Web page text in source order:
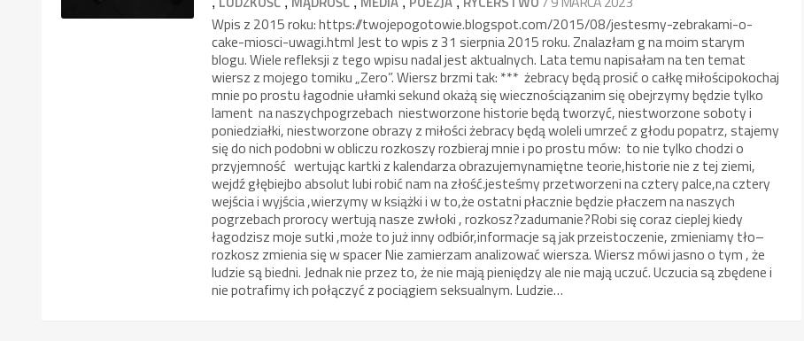
Wpis z 2015 roku: https://twojepogotowie.blogspot.com/2015/08/jestesmy-zebrakami-o-
cake-miosci-uwagi.html Jest to wpis z 31 sierpnia 2015 roku. Znalazłam g na moim starym
blogu. Wiele refleksji z tego wpisu nadal jest aktualnych. Lata temu napisałam na ten temat
wiersz z mojego tomiku „Zero”. Wiersz brzmi tak: *** żebracy będą prosić o całkę miłościpokochaj
mnie po prostu łagodnie ułamki sekund okażą się wiecznościązanim się obejrzymy będzie tylko
lament na naszychpogrzebach niestworzone historie będą tworzyć, niestworzone soboty i
poniedziałki, niestworzone obrazy z miłości żebracy będą woleli umrzeć z głodu popatrz, stajemy
się do nich podobni w obliczu rozkoszy rozbieraj mnie i po prostu mów: to nie tylko chodzi o
przyjemność wertując kartki z kalendarza obrazujemynamiętne teorie,historie nie z tej ziemi,
wejdź głębiejbo absolut lubi robić nam na złość.jesteśmy przetworzeni na cztery palce,na cztery
wejścia i wyjścia ,wierzymy w książki i w to,że ostatni płacznie będzie płaczem na naszych
pogrzebach prorocy wertują nasze zwłoki , rozkosz?zadumanie?Robi się coraz cieplej kiedy
łagodzisz moje sutki ,może to już inny odbiór,informacje są jak przeistoczenie, zmieniamy tło–
rozkosz zmienia się w spacer Nie zamierzam analizować wiersza. Wiersz mówi jasno o tym , że
ludzie są biedni. Jednak nie przez to, że nie mają pieniędzy ale nie mają uczuć. Uczucia są zbędene i
nie potrafimy ich połączyć z pociągiem seksualnym. Ludzie…